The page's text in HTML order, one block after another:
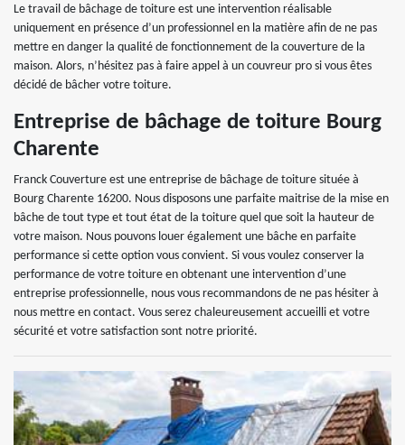
Le travail de bâchage de toiture est une intervention réalisable
uniquement en présence d’un professionnel en la matière afin de ne pas
mettre en danger la qualité de fonctionnement de la couverture de la
maison. Alors, n’hésitez pas à faire appel à un couvreur pro si vous êtes
décidé de bâcher votre toiture.
Entreprise de bâchage de toiture Bourg
Charente
Franck Couverture est une entreprise de bâchage de toiture située à
Bourg Charente 16200. Nous disposons une parfaite maitrise de la mise en
bâche de tout type et tout état de la toiture quel que soit la hauteur de
votre maison. Nous pouvons louer également une bâche en parfaite
performance si cette option vous convient. Si vous voulez conserver la
performance de votre toiture en obtenant une intervention d’une
entreprise professionnelle, nous vous recommandons de ne pas hésiter à
nous mettre en contact. Vous serez chaleureusement accueilli et votre
sécurité et votre satisfaction sont notre priorité.